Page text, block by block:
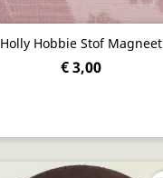
Holly Hobbie Stof Magneet
€ 3,00